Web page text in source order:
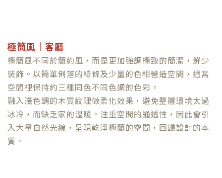
極簡風｜客廳
極簡風不同於簡約風，而是更加強調極致的簡潔，鮮少
裝飾。以簡單俐落的線條及少量的色相營造空間，通常
空間裡保持約三種同色不同色調的色彩。
融入淺色調的木質紋理做柔化效果，避免整體環境太過
冰冷，而缺乏家的溫暖。注重空間的通透性，因此會引
入大量自然光線，呈現乾淨極簡的空間，回歸設計的本
質。